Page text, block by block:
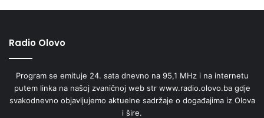
Radio Olovo
Program se emituje 24. sata dnevno na 95,1 MHz i na internetu
putem linka na našoj zvaničnoj web str www.radio.olovo.ba gdje
svakodnevno objavljujemo aktuelne sadržaje o događajima iz Olova
i šire.